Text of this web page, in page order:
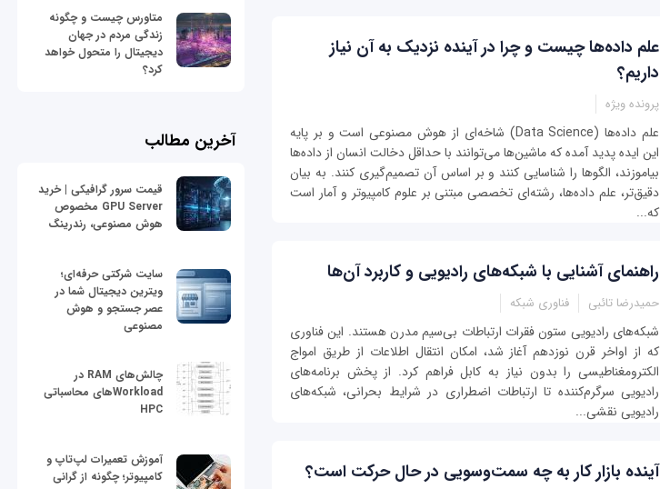
علم داده‌ها چیست و چرا در آینده نزدیک به آن نیاز
داریم؟
پرونده ویژه
علم داده‌ها (Data Science) شاخه‌ای از هوش مصنوعی است و بر پایه
این ایده پدید آمده که ماشین‌ها می‌توانند با حداقل دخالت انسان از داده‌ها
بیاموزند، الگوها را شناسایی کنند و بر اساس آن تصمیم‌گیری کنند. به بیان
دقیق‌تر، علم داده‌ها، رشته‌ای تخصصی مبتنی بر علوم کامپیوتر و آمار است
که...
راهنمای آشنایی با شبکه‌های رادیویی و کاربرد آن‌ها
حمیدرضا تائبی فناوری شبکه
شبکه‌های رادیویی ستون فقرات ارتباطات بی‌سیم مدرن هستند. این فناوری
که از اواخر قرن نوزدهم آغاز شد، امکان انتقال اطلاعات از طریق امواج
الکترومغناطیسی را بدون نیاز به کابل فراهم کرد. از پخش برنامه‌های
رادیویی سرگرم‌کننده تا ارتباطات اضطراری در شرایط بحرانی، شبکه‌های
رادیویی نقشی...
آینده بازار کار به چه سمت‌وسویی در حال حرکت است؟
متاورس چیست و چگونه
زندگی مردم در جهان
دیجیتال را متحول خواهد
کرد؟
آخرین مطالب
قیمت سرور گرافیکی | خرید
GPU Server مخصوص
هوش مصنوعی، رندرینگ
سایت شرکتی حرفه‌ای؛
ویترین دیجیتال شما در
عصر جستجو و هوش
مصنوعی
چالش‌های RAM در
Workloadهای محاسباتی
HPC
آموزش تعمیرات لپ‌تاپ و
کامپیوتر؛ چگونه از گرانی